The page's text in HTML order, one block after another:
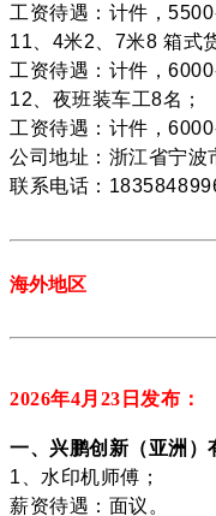
工资待遇：计件，
11、4米2、7米8 箱式
工资待遇：计件，
12、夜班装车工8名；
工资待遇：计件，
公司地址：浙江省宁
联系电话：
海外地区
2026年4月23 日发布：
一、兴鹏创新（亚洲）
1、水印机师傅；
薪资待遇：面议。